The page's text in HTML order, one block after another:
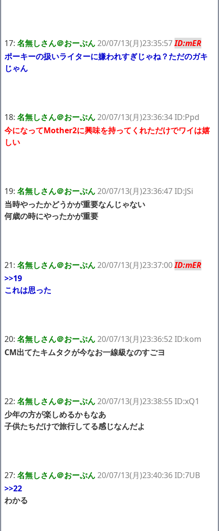
17: 名無しさん＠おーぷん20/07/13(月)23:35:57ID:mER
ポーキーの扱いライターに嫌われすぎじゃね？ただのガキ
じゃん
18: 名無しさん＠おーぷん20/07/13(月)23:36:34 ID:Ppd
今になってMother2に興味を持ってくれただけでワイは嬉
しい
19: 名無しさん＠おーぷん20/07/13(月)23:36:47 ID:JSi
当時やったかどうかが重要なんじゃない
何歳の時にやったかが重要
21: 名無しさん＠おーぷん20/07/13(月)23:37:00ID:mER
>>19
これは思った
20: 名無しさん＠おーぷん20/07/13(月)23:36:52 ID:kom
CM出てたキムタクが今なお一線級なのすごヨ
22: 名無しさん＠おーぷん20/07/13(月)23:38:55 ID:xQ1
少年の方が楽しめるかもなあ
子供たちだけで旅行してる感じなんだよ
27: 名無しさん＠おーぷん20/07/13(月)23:40:36 ID:7UB
>>22
わかる